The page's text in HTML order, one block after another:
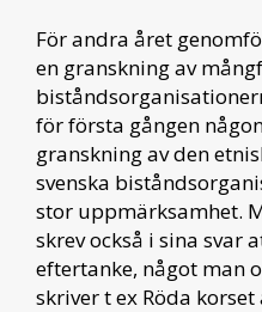
För andra året
en granskning av
för första gången
granskning av den
svenska
stor uppmärksamhet.
skrev också i sina svar
eftertanke, något man
skriver t ex Röda korset